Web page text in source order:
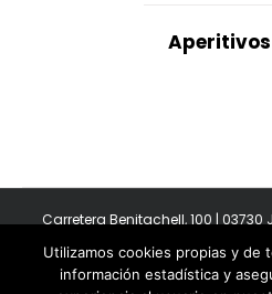
Aperitivos
Carretera Benitachell, 100 |
Copyright 2011-2026 BonAmb
Política de privacidad|
Utilizamos cookies propias y de
información estadística y